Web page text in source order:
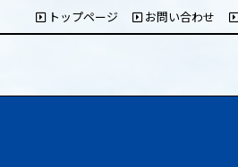
トップページ お問い合わせ